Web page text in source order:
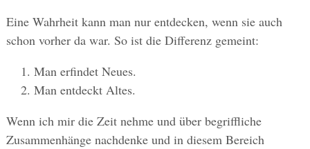
Eine Wahrheit kann man nur entdecken, wenn sie auch
schon vorher da war. So ist die Differenz gemeint:
Man erfindet Neues.
Man entdeckt Altes.
Wenn ich mir die Zeit nehme und über begriffliche
Zusammenhänge nachdenke und in diesem Bereich